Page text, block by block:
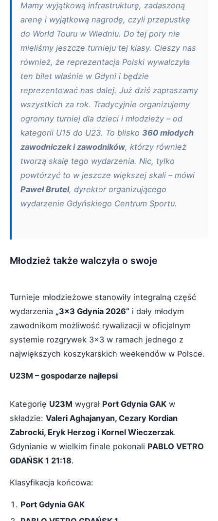
Mamy wyjątkową infrastrukturę, zadaszoną
arenę i wyjątkową nagrodę, czyli przepustkę
do World Touru w Wiedniu. Do tej pory nie
mieliśmy jeszcze turnieju tej klasy. Cieszy nas
również, że reprezentacja Polski wywalczyła
ten bilet właśnie w Gdyni i będzie
reprezentować nas dalej. Już dziś zapraszamy
wszystkich za rok. Tradycyjnie organizujemy
ogromny turniej dla dzieci i młodzieży – od
kategorii U15 do U23. To blisko 360 młodych
zawodniczek i zawodników, którzy również
tworzą skalę tego wydarzenia. Nic, tylko
powtórzyć to w jeszcze większej skali – mówi
Paweł Brutel, dyrektor organizującego
wydarzenie Gdyńskiego Centrum Sportu.
Młodzież także walczyła o swoje
Turnieje młodzieżowe stanowiły integralną część
wydarzenia „3x3 Gdynia 2026” i dały młodym
zawodnikom możliwość rywalizacji w oficjalnym
systemie rozgrywek 3x3 w ramach jednego z
największych koszykarskich weekendów w Polsce.
U23M – gospodarze najlepsi
Kategorię U23M wygrał Port Gdynia GAK w
składzie: Valeri Aghajanyan, Cezary Kordian
Zabrocki, Eryk Herzog i Kornel Wieczerzak.
Gdynianie w wielkim finale pokonali PABLO VETRO
GDAŃSK 1 21:18.
Klasyfikacja końcowa:
Port Gdynia GAK